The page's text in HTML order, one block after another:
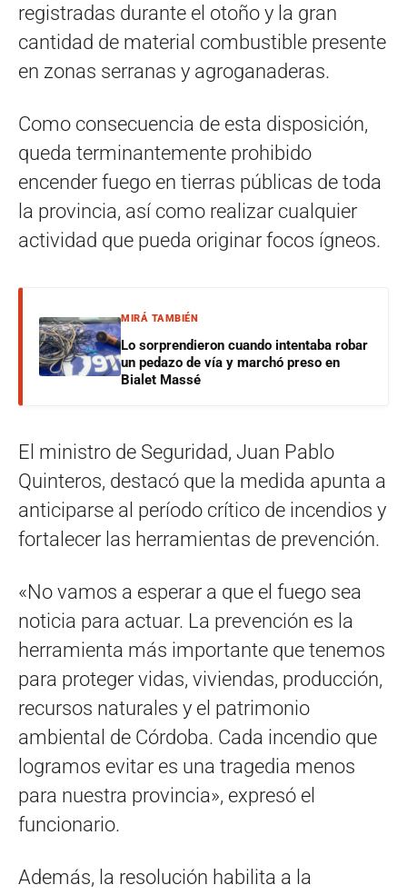
registradas durante el otoño y la gran
cantidad de material combustible presente
en zonas serranas y agroganaderas.
Como consecuencia de esta disposición,
queda terminantemente prohibido
encender fuego en tierras públicas de toda
la provincia, así como realizar cualquier
actividad que pueda originar focos ígneos.
MIRÁ TAMBIÉN
Lo sorprendieron cuando intentaba robar
un pedazo de vía y marchó preso en
Bialet Massé
El ministro de Seguridad, Juan Pablo
Quinteros, destacó que la medida apunta a
anticiparse al período crítico de incendios y
fortalecer las herramientas de prevención.
«No vamos a esperar a que el fuego sea
noticia para actuar. La prevención es la
herramienta más importante que tenemos
para proteger vidas, viviendas, producción,
recursos naturales y el patrimonio
ambiental de Córdoba. Cada incendio que
logramos evitar es una tragedia menos
para nuestra provincia», expresó el
funcionario.
Además, la resolución habilita a la